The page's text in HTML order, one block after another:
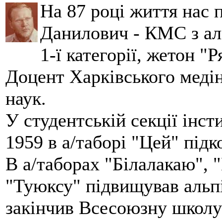
На 87 році життя нас
Данилович - КМС з
1-ї категорії, жетон
Доцент Харківського
наук.
У студентській секції
1959 в а/таборі "Цей"
В а/таборах "Білалакаю",
"Туюксу" підвищував
закінчив Всесоюзну